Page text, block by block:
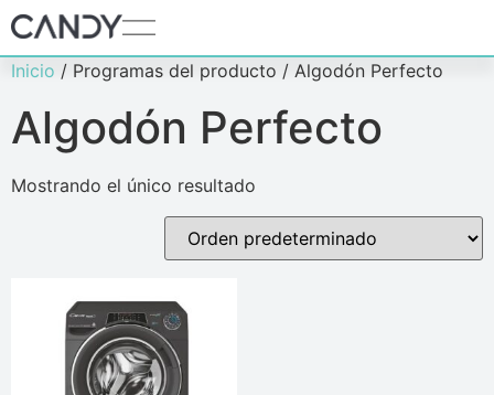
Inicio / Programas del producto / Algodón Perfecto
Algodón Perfecto
Mostrando el único resultado